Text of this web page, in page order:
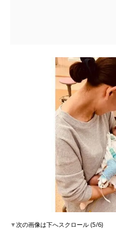
▼次の画像は下へスクロール (5/6)